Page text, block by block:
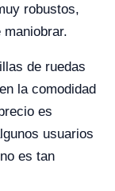
robustos,
de ruedas
la comodidad
es
usuarios
es tan